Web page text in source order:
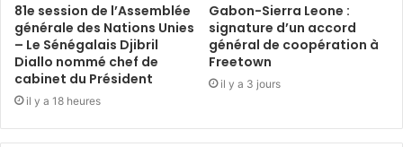
81e session de l’Assemblée
générale des Nations Unies
– Le Sénégalais Djibril
Diallo nommé chef de
cabinet du Président
il y a 18 heures
Gabon-Sierra Leone :
signature d’un accord
général de coopération à
Freetown
il y a 3 jours